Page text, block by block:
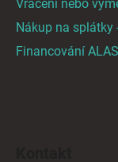
Vrácení nebo
Nákup na splátky
Financování